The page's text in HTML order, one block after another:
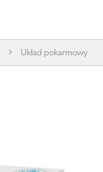
Układ pokarmowy